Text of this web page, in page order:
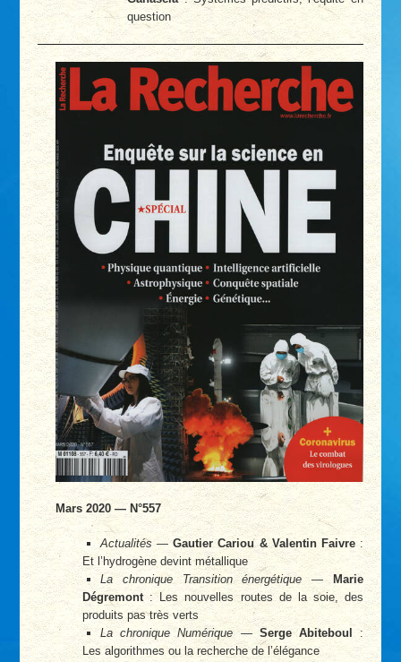
question
Mars 2020 — N°557
Actualités —Gautier Cariou & Valentin Faivre:
Et l’hydrogène devint métallique
La chronique Transition énergétique — Marie
Dégremont: Les nouvelles routes de la soie, des
produits pas très verts
La chronique Numérique—Serge Abiteboul
:
Les algorithmes ou la recherche de l’élégance